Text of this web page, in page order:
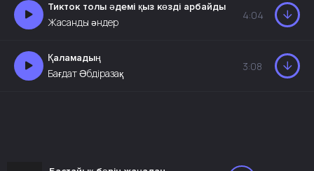
Тикток толы әдемі қыз көзді арбайды
Жасанды әндер
4:04
Қаламадың
Бағдат Әбдіразақ
3:08